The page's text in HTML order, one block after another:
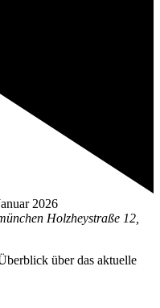
2026
Holzheystraße 12,
über das aktuelle